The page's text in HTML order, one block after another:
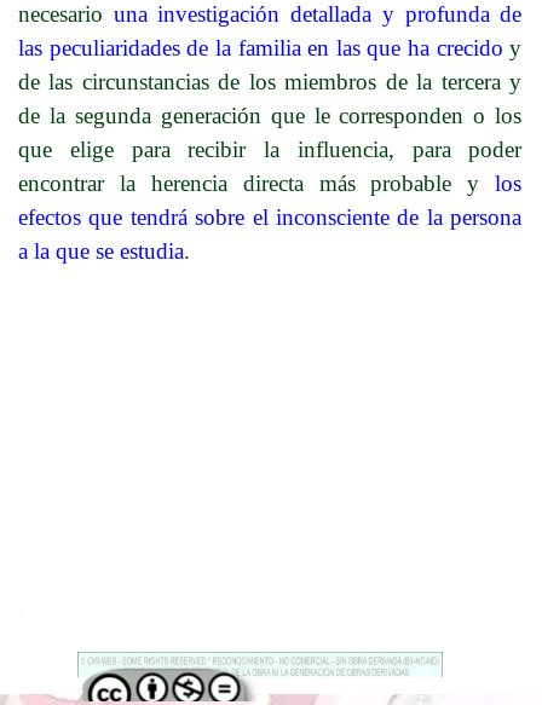
necesario una investigación detallada y profunda de
las peculiaridades de la familia en las que ha crecido y
de las circunstancias de los miembros de la tercera y
de la segunda generación que le corresponden o los
que elige para recibir la influencia, para poder
encontrar la herencia directa más probable ylos
efectos que tendrá sobre el inconsciente de la persona
a la que se estudia.